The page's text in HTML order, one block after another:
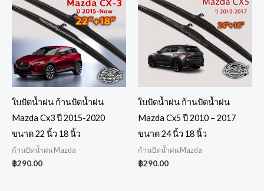
ใบปัดน้ำฝน ก้านปัดน้ำฝน
Mazda Cx3 ปี 2015-2020
ขนาด 22 นิ้ว 18 นิ้ว
ก้านปัดน้ำฝน Mazda
฿290.00
ใบปัดน้ำฝน ก้านปัดน้ำฝน
Mazda Cx5 ปี 2010 – 2017
ขนาด 24 นิ้ว 18 นิ้ว
ก้านปัดน้ำฝน Mazda
฿290.00